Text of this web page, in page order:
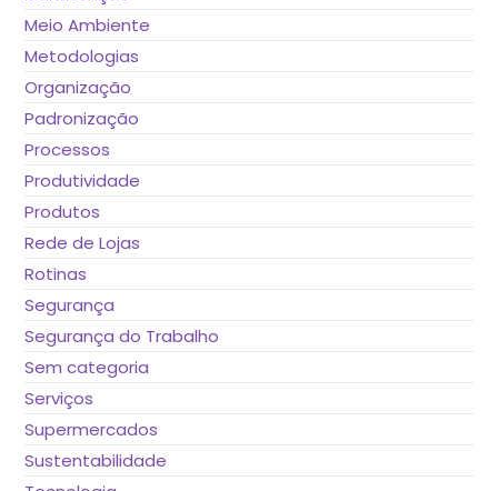
Meio Ambiente
Metodologias
Organização
Padronização
Processos
Produtividade
Produtos
Rede de Lojas
Rotinas
Segurança
Segurança do Trabalho
Sem categoria
Serviços
Supermercados
Sustentabilidade